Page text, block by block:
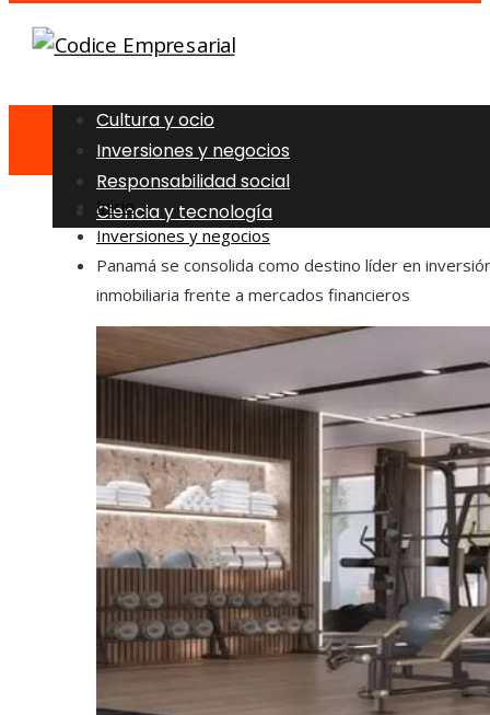
Cultura y ocio
Inversiones y negocios
Responsabilidad social
Ciencia y tecnología
Inicio
Inversiones y negocios
Panamá se consolida como destino líder en
inmobiliaria frente a mercados financieros